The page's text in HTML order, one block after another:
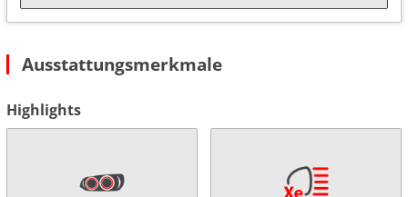
Ausstattungsmerkmale
Highlights